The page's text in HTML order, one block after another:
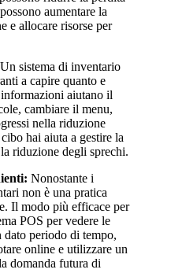
aumentare la
e allocare risorse per
Un sistema di inventario
a capire quanto e
aiutano il
cambiare il menu,
nella riduzione
hai aiuta a gestire la
riduzione degli sprechi.
Nonostante i
non è una pratica
Il modo più efficace per
POS per vedere le
periodo di tempo,
online e utilizzare un
domanda futura di